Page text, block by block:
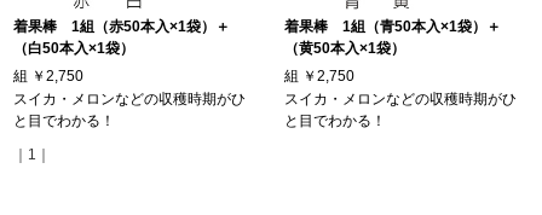
着果棒 1組（赤50本入×1袋）＋
（白50本入×1袋）
組 ￥2,750
スイカ・メロンなどの収穫時期がひ
と目でわかる！
着果棒 1組（青50本入×1袋）＋
（黄50本入×1袋）
組 ￥2,750
スイカ・メロンなどの収穫時期がひ
と目でわかる！
｜1｜